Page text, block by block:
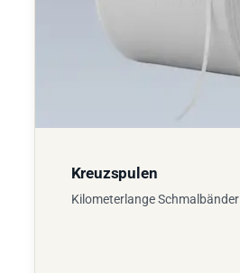
Kreuzspulen
Kilometerlange Schmalbänder